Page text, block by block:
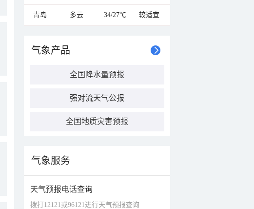
青岛 多云 34/27℃ 较适宜
气象产品
全国降水量预报
强对流天气公报
全国地质灾害预报
气象服务
天气预报电话查询
拨打12121或96121进行天气预报查询